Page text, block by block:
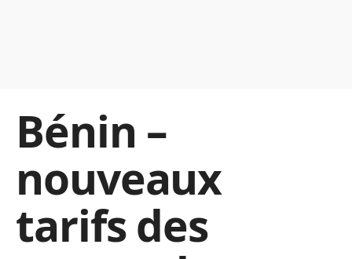
Bénin –
nouveaux
tarifs des